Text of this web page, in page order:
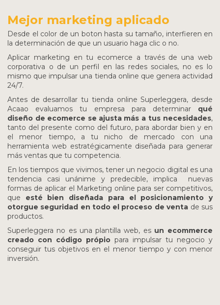
Mejor marketing aplicado
Desde el color de un boton hasta su tamaño, interfieren en
la determinación de que un usuario haga clic o no.
Aplicar marketing en tu ecomerce a través de una web
corporativa o de un perfil en las redes sociales, no es lo
mismo que impulsar una tienda online que genera actividad
24/7.
Antes de desarrollar tu tienda online Superleggera, desde
Acaao evaluamos tu empresa para determinar qué
diseño de ecomerce se ajusta más a tus necesidades,
tanto del presente como del futuro, para abordar bien y en
el menor tiempo, a tu
nicho de mercado con una
herramienta web estratégicamente diseñada para generar
más ventas que tu competencia.
En los tiempos que vivimos, tener un negocio digital es una
tendencia casi unánime y predecible, implica nuevas
formas de aplicar el Marketing online para ser competitivos,
que esté bien diseñada para el posicionamiento y
otorgue seguridad en todo el proceso de venta de sus
productos.
Superleggera no es una plantilla web, es un ecommerce
creado con código própio para impulsar tu negocio y
conseguir tus objetivos en el menor tiempo y con menor
inversión.